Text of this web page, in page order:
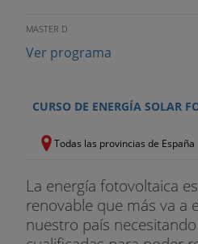
MASTER D
Ver programa
CURSO DE ENERGÍA SOLAR
Todas las provincias de España
La energía fotovoltaica
renovable que más va a
nuestro país